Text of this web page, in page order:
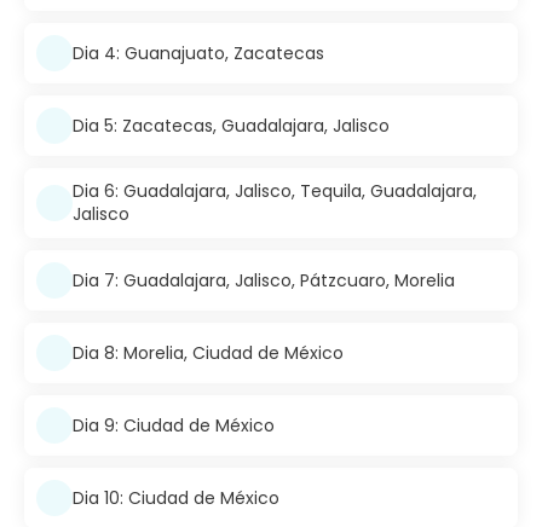
Dia 4: Guanajuato, Zacatecas
Dia 5: Zacatecas, Guadalajara, Jalisco
Dia 6: Guadalajara, Jalisco, Tequila, Guadalajara,
Jalisco
Dia 7: Guadalajara, Jalisco, Pátzcuaro, Morelia
Dia 8: Morelia, Ciudad de México
Dia 9: Ciudad de México
Dia 10: Ciudad de México